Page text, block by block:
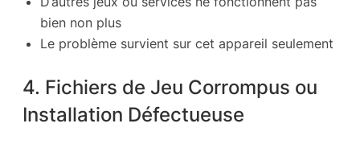
bien non plus
Le problème survient sur cet appareil seulement
4. Fichiers de Jeu Corrompus ou
Installation Défectueuse